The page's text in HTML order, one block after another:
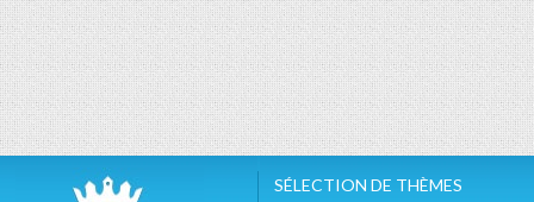
SÉLECTION DE THÈMES